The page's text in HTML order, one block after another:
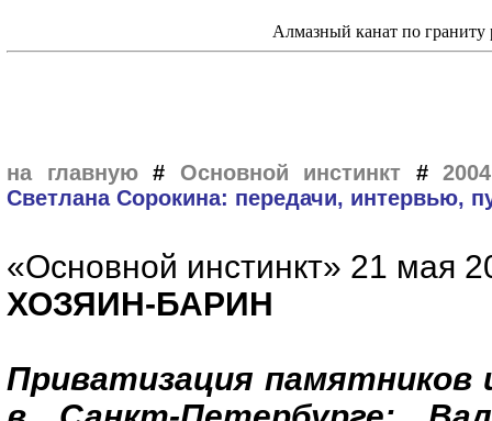
Алмазный канат по граниту
на главную# Основной инстинкт #
Светлана Сорокина: передачи, интервью,
«Основной инстинкт» 21 мая
ХОЗЯИН-БАРИН
Приватизация памятников